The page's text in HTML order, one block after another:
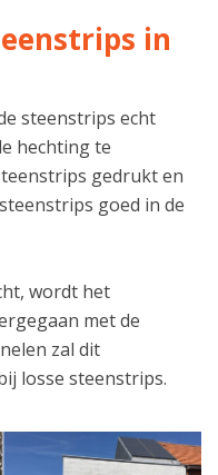
in
steenstrips echt
hechting te
gedrukt en
goed in de
wordt het
met de
zal dit
losse steenstrips.